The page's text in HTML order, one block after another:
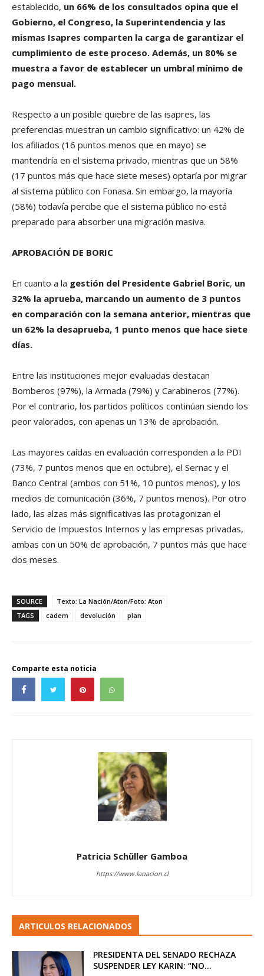
establecido, un 66% de los consultados opina que el
Gobierno, el Congreso, la Superintendencia y las
mismas Isapres comparten la carga de garantizar el
cumplimiento de este proceso. Además, un 80% se
muestra a favor de establecer un umbral mínimo de
pago mensual.
Respecto a un posible quiebre de las isapres, las
preferencias muestran un cambio significativo: un 42% de
los afiliados (16 puntos menos que en mayo) se
mantendría en el sistema privado, mientras que un 58%
(17 puntos más que hace siete meses) optaría por migrar
al sistema público con Fonasa. Sin embargo, la mayoría
(58%) todavía percibe que el sistema público no está
preparado para absorber una migración masiva.
APROBACIÓN DE BORIC
En cuanto a la gestión del Presidente Gabriel Boric, un
32% la aprueba, marcando un aumento de 3 puntos
en comparación con la semana anterior, mientras que
un 62% la desaprueba, 1 punto menos que hace siete
días.
Entre las instituciones mejor evaluadas destacan
Bomberos (97%), la Armada (79%) y Carabineros (77%).
Por el contrario, los partidos políticos continúan siendo los
peor valorados, con apenas un 13% de aprobación.
Las mayores caídas en evaluación corresponden a la PDI
(73%, 7 puntos menos que en octubre), el Sernac y el
Banco Central (ambos con 51%, 10 puntos menos), y los
medios de comunicación (36%, 7 puntos menos). Por otro
lado, las alzas más significativas las protagonizan el
Servicio de Impuestos Internos y las empresas privadas,
ambas con un 50% de aprobación, 7 puntos más que hace
dos meses.
SOURCE
Texto: La Nación/Aton/Foto: Aton
TAGS
cadem devolución plan
Comparte esta noticia
Patricia Schüller Gamboa
https://www.lanacion.cl
ARTICULOS RELACIONADOS
PRESIDENTA DEL SENADO RECHAZA
SUSPENDER LEY KARIN: “NO...